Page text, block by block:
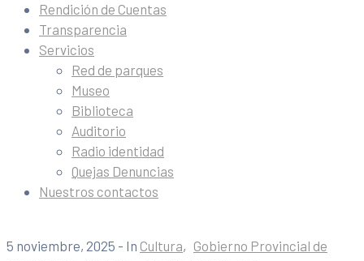
Rendición de Cuentas
Transparencia
Servicios
Red de parques
Museo
Biblioteca
Auditorio
Radio identidad
Quejas Denuncias
Nuestros contactos
5 noviembre, 2025 - In Cultura‚ Gobierno Provincial de